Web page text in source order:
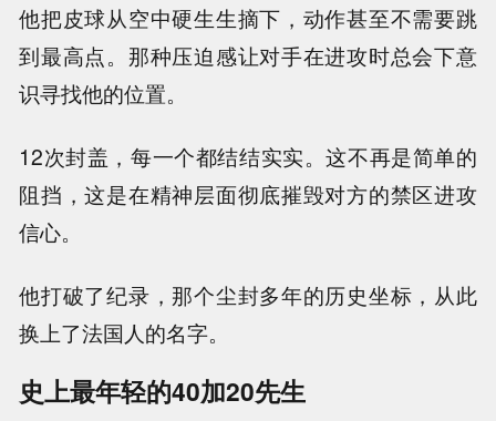
他把皮球从空中硬生生摘下，动作甚至不需要跳
到最高点。那种压迫感让对手在进攻时总会下意
识寻找他的位置。
12次封盖，每一个都结结实实。这不再是简单的
阻挡，这是在精神层面彻底摧毁对方的禁区进攻
信心。
他打破了纪录，那个尘封多年的历史坐标，从此
换上了法国人的名字。
史上最年轻的40加20先生